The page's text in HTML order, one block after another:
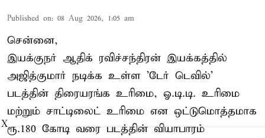
Published on: 08 Aug 2026, 1:05 am
சென்னை,
இயக்குநர் ஆதிக் ரவிச்சந்திரன் இயக்கத்தில்
அஜித்குமார் நடிக்க உள்ள 'டேர் டெவில்'
படத்தின் திரையரங்க உரிமை, ஓ.டி.டி. உரிமை
மற்றும் சாட்டிலைட் உரிமை என ஒட்டுமொத்தமாக
ரூ.180 கோடி வரை படத்தின் வியாபாரம்
X